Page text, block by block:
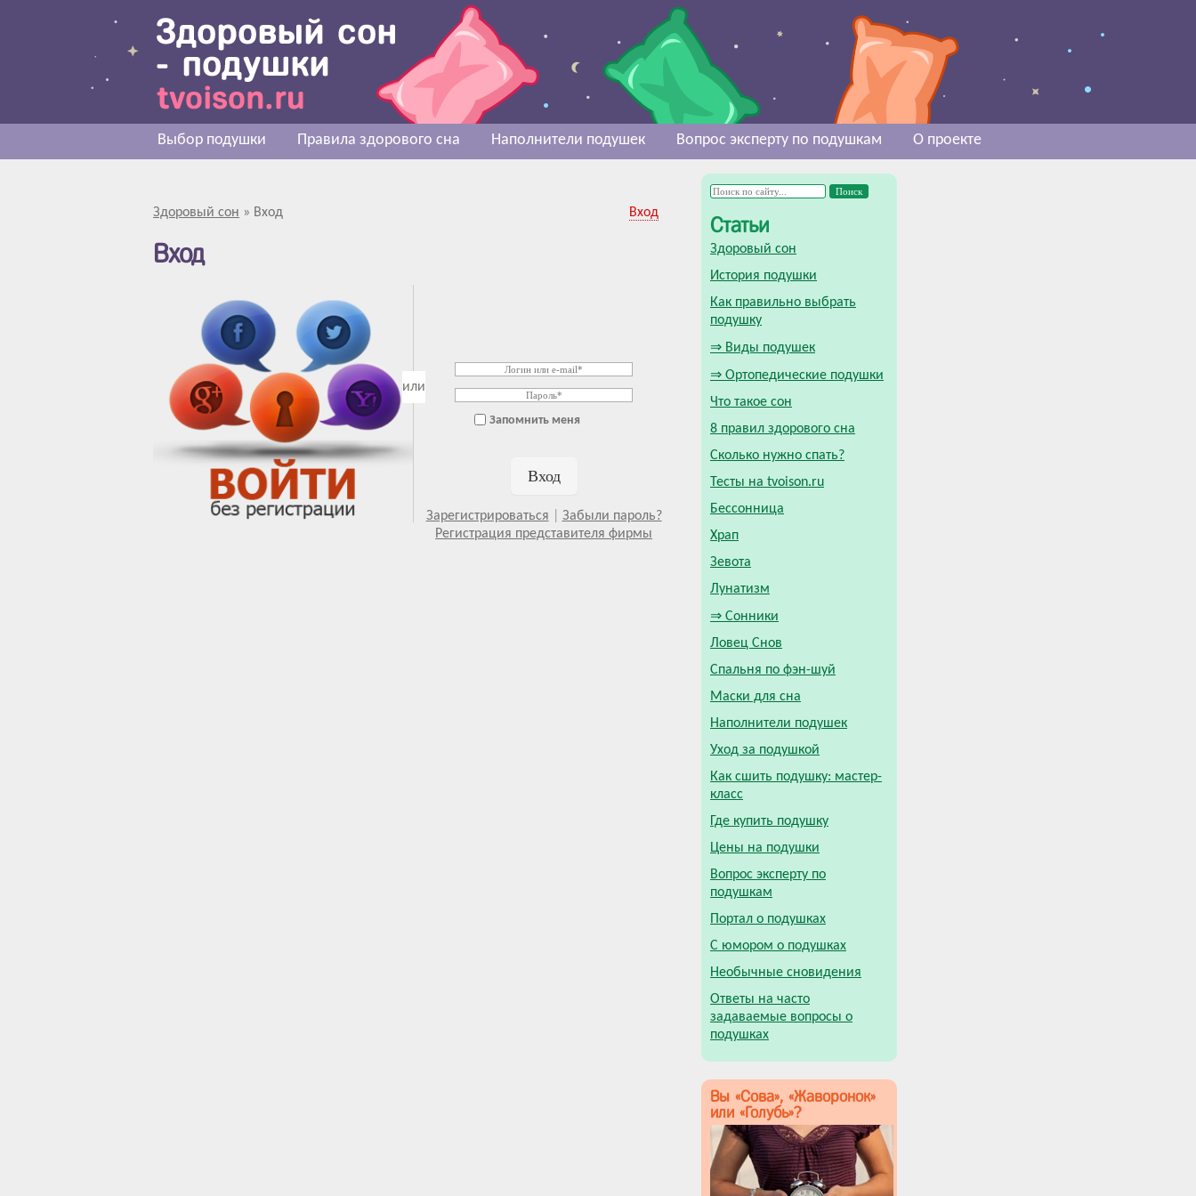
Выбор подушки Правила здорового сна Наполнители подушек Вопрос эксперту по подушкам О проекте
Здоровый сон » Вход Вход
Вход
Запомнить меня
Зарегистрироваться
Забыли пароль?
Регистрация представителя фирмы
Статьи
Здоровый сон
История подушки
Как правильно выбрать
подушку
⇒ Виды подушек
⇒ Ортопедические подушки
Что такое сон
8 правил здорового сна
Сколько нужно спать?
Тесты на tvoison.ru
Бессонница
Храп
Зевота
Лунатизм
⇒ Сонники
Ловец Снов
Спальня по фэн-шуй
Маски для сна
Наполнители подушек
Уход за подушкой
Как сшить подушку: мастер-
класс
Где купить подушку
Цены на подушки
Вопрос эксперту по
подушкам
Портал о подушках
С юмором о подушках
Необычные сновидения
Ответы на часто
задаваемые вопросы о
подушках
Вы «Сова», «Жаворонок»
или «Голубь»?